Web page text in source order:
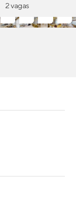
2 vagas